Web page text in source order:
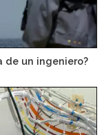
de un ingeniero?